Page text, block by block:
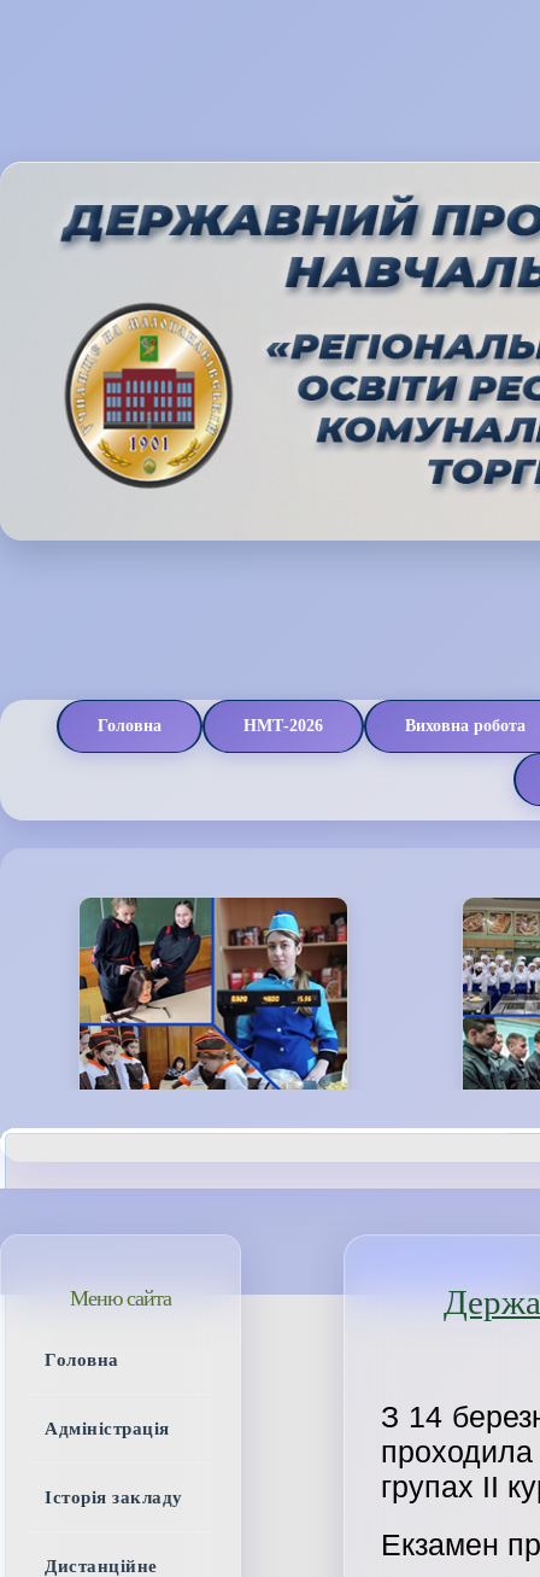
Головна НМТ-2026 Виховна робота
З 14
проходила
групах ІІ
Екзамен
Меню сайта
Головна
Адміністрація
Історія закладу
Дистанційне